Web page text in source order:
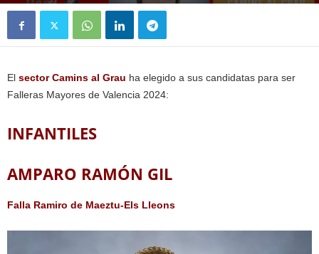
El sector Camins al Grau ha elegido a sus candidatas para ser
Falleras Mayores de Valencia 2024:
INFANTILES
AMPARO RAMÓN GIL
Falla Ramiro de Maeztu-Els Lleons